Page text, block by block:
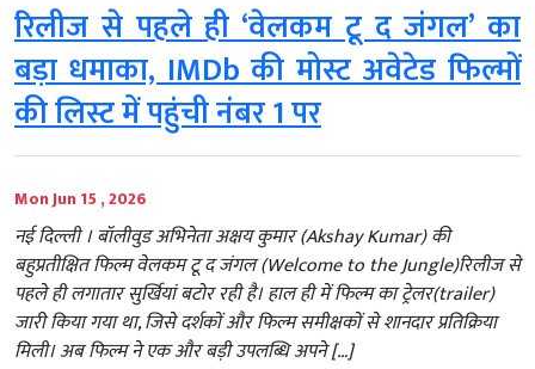
रिलीज से पहले ही ‘वेलकम टू द जंगल’ का
बड़ा धमाका, IMDb की मोस्ट अवेटेड फिल्मों
की लिस्ट में पहुंची नंबर 1 पर
Mon Jun 15 , 2026
नई दिल्ली । बॉलीवुड अभिनेता अक्षय कुमार (Akshay Kumar) की
बहुप्रतीक्षित फिल्म वेलकम टू द जंगल (Welcome to the Jungle)रिलीज से
पहले ही लगातार सुर्खियां बटोर रही है। हाल ही में फिल्म का ट्रेलर(trailer)
जारी किया गया था, जिसे दर्शकों और फिल्म समीक्षकों से शानदार प्रतिक्रिया
मिली। अब फिल्म ने एक और बड़ी उपलब्धि अपने […]